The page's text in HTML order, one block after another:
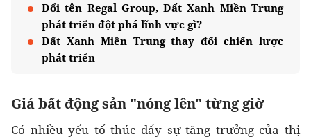
Đổi tên Regal Group, Đất Xanh Miền Trung
phát triển đột phá lĩnh vực gì?
Đất Xanh Miền Trung thay đổi chiến lược
phát triển
Giá bất động sản "nóng lên" từng giờ
Có nhiều yếu tố thúc đẩy sự tăng trưởng của thị